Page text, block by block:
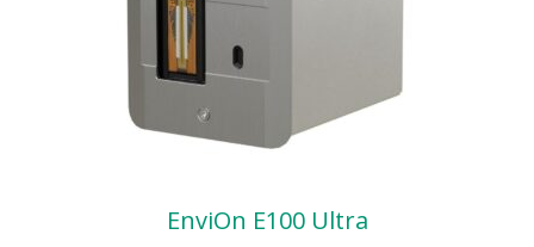
EnviOn E100 Ultra